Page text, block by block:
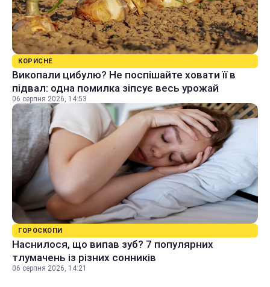
КОРИСНЕ
Викопали цибулю? Не поспішайте ховати її в
підвал: одна помилка зіпсує весь урожай
06 серпня 2026, 14:53
ГОРОСКОПИ
Наснилося, що випав зуб? 7 популярних
тлумачень із різних сонників
06 серпня 2026, 14:21